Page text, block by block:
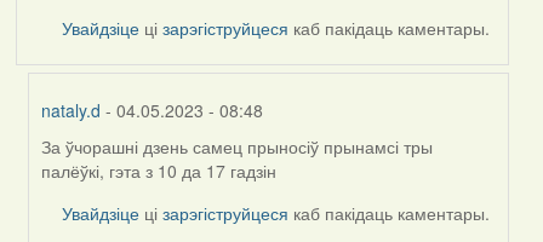
Увайдзіце цізарэгіструйцеся каб пакідаць каментары.
nataly.d - 04.05.2023 - 08:48
In
reply
За ўчорашні дзень самец прыносіў прынамсі тры
палёўкі, гэта з 10 да 17 гадзін
Увайдзіце цізарэгіструйцеся каб пакідаць каментары.